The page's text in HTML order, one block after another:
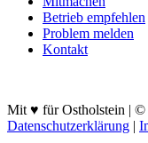
Betrieb empfehlen
Problem melden
Kontakt
Mit ♥ für Ostholstein |
Datenschutzerklärung |